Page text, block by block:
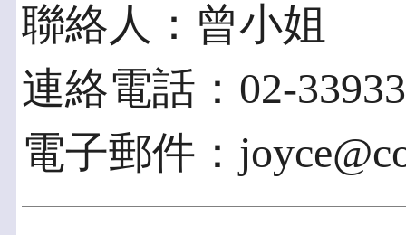
聯絡人：曾小姐
連絡電話：02-
電子郵件：